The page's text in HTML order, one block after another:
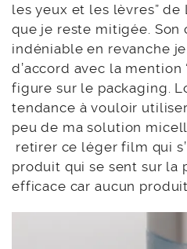
les yeux et les lèvres” de
que je reste mitigée. Son
indéniable en revanche
d’accord avec la mention
figure sur le packaging.
tendance à vouloir
peu de ma solution
retirer ce léger film qui
produit qui se sent sur la
efficace car aucun